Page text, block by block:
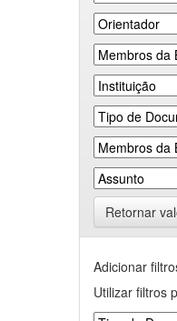
Retornar
Adicionar
Utilizar filtros